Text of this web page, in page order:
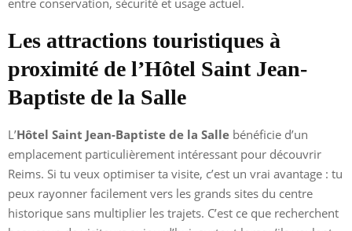
Les attractions touristiques à
proximité de l’Hôtel Saint Jean-
Baptiste de la Salle
L’Hôtel Saint Jean-Baptiste de la Salle bénéficie d’un
emplacement particulièrement intéressant pour découvrir
Reims. Si tu veux optimiser ta visite, c’est un vrai avantage : tu
peux rayonner facilement vers les grands sites du centre
historique sans multiplier les trajets. C’est ce que recherchent